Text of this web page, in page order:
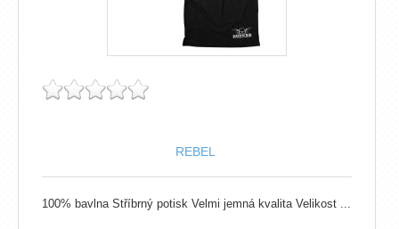
REBEL
100% bavlna Stříbrný potisk Velmi jemná kvalita Velikost ...